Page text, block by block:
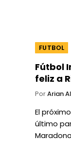
FUTBOL
Fútbol
feliz a
PorArian
El
último